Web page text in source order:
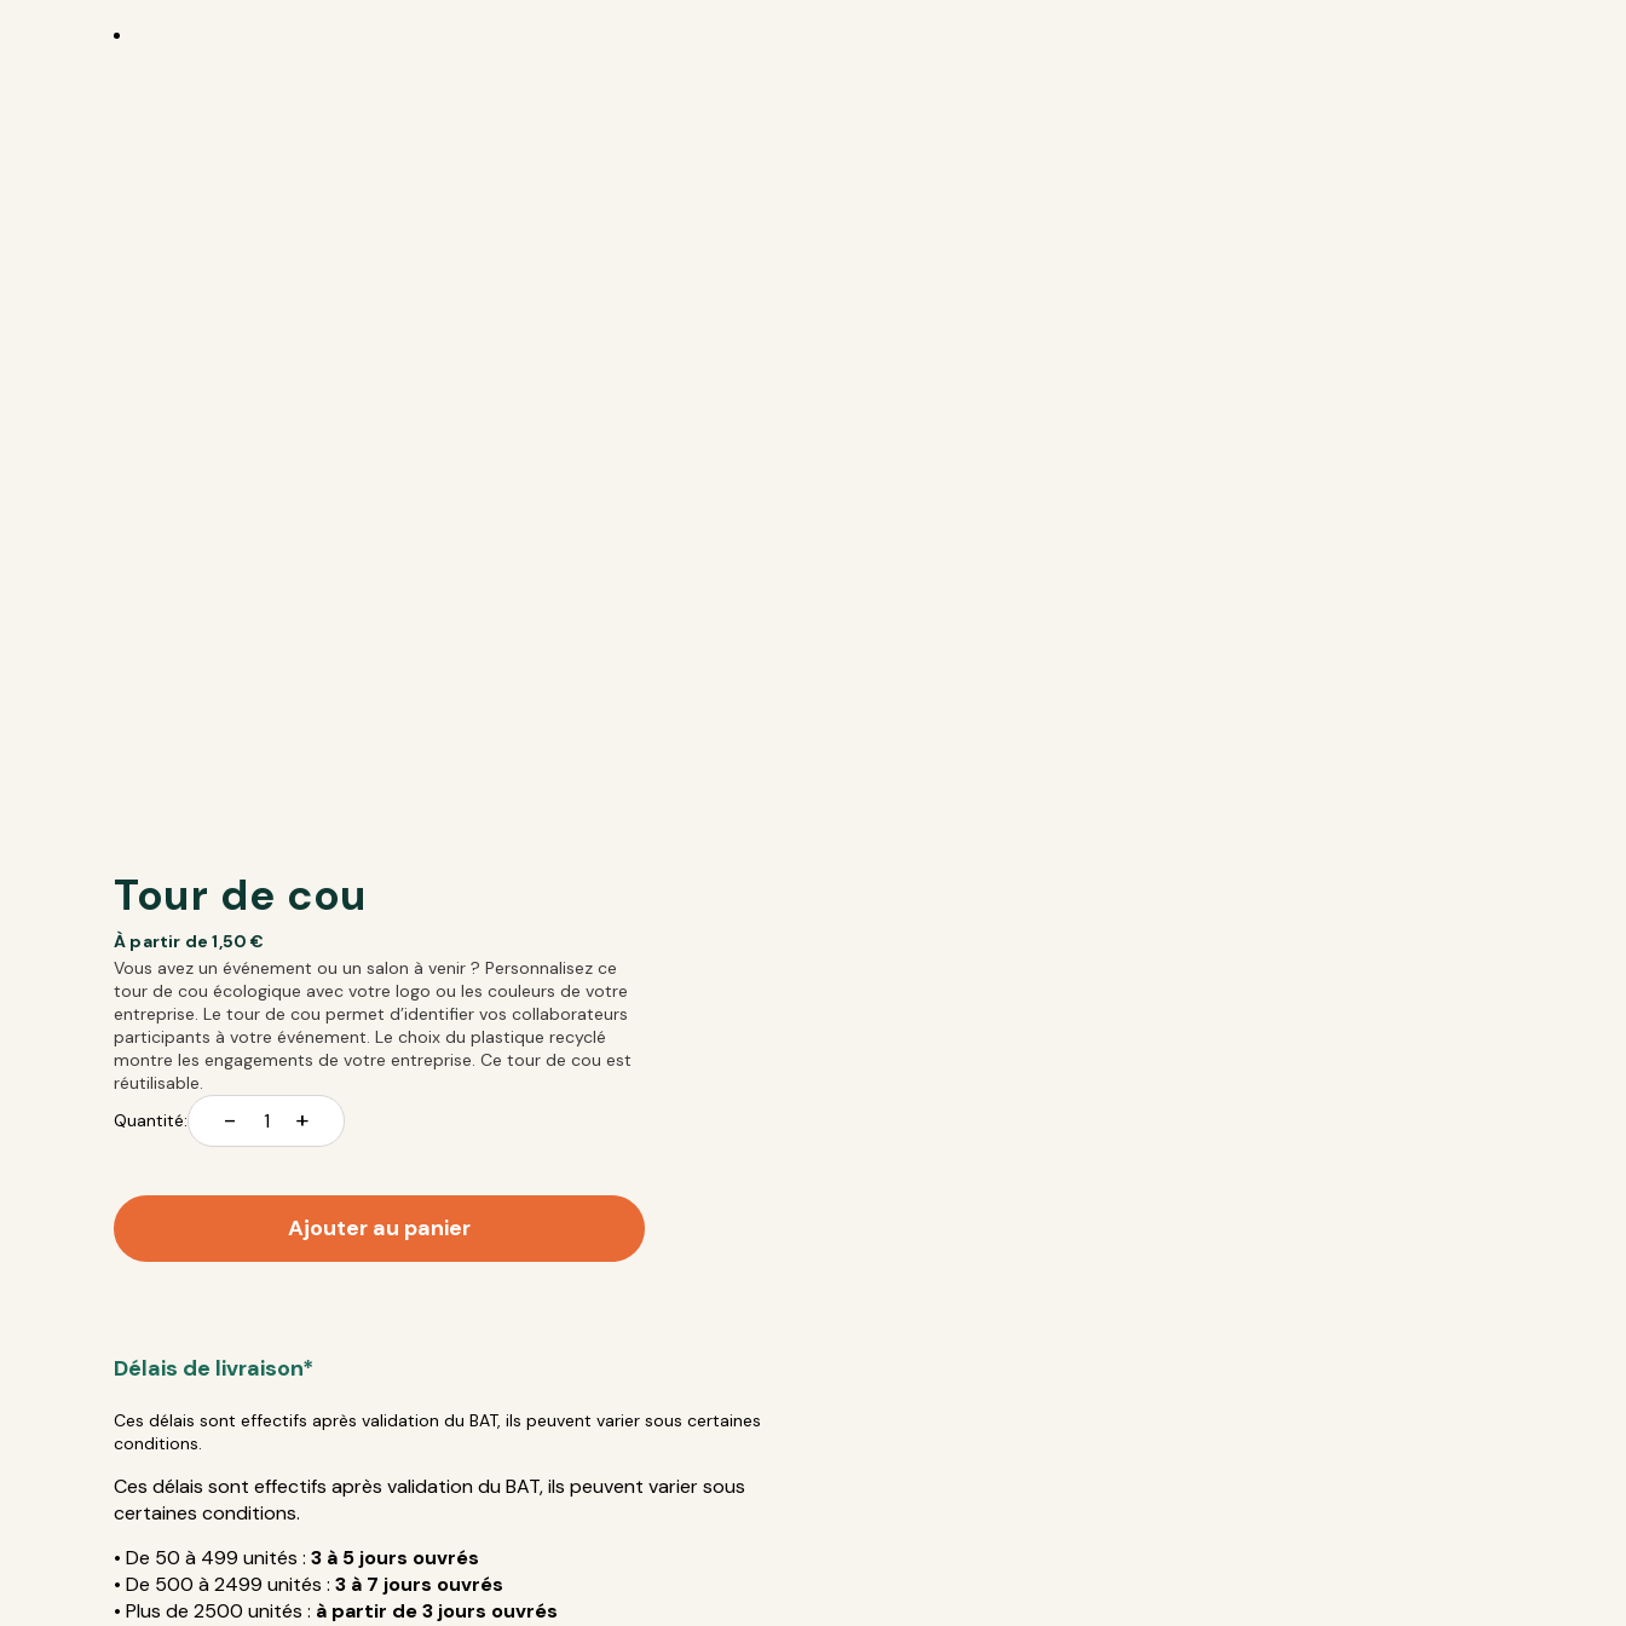
Tour de cou
À partir de1,50€
Vous avez un événement ou un salon à venir ? Personnalisez ce
tour de cou écologique avec votre logo ou les couleurs de votre
entreprise. Le tour de cou permet d’identifier vos collaborateurs
participants à votre événement. Le choix du plastique recyclé
montre les engagements de votre entreprise. Ce tour de cou est
réutilisable.
Quantité:
- +
Ajouter au panier
Délais de livraison*
Ces délais sont effectifs après validation du BAT, ils peuvent varier sous certaines
conditions.
Ces délais sont effectifs après validation du BAT, ils peuvent varier sous
certaines conditions.
• De 50 à 499 unités :3 à 5 jours ouvrés
• De 500 à 2499 unités :3 à 7 jours ouvrés
• Plus de 2500 unités : à partir de 3 jours ouvrés